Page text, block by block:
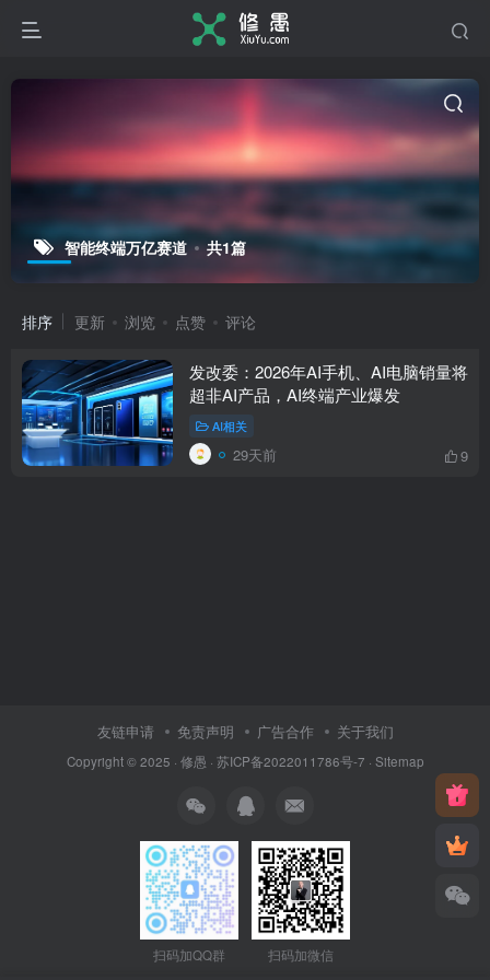
智能终端万亿赛道 共1篇
排序 更新 浏览 点赞 评论
发改委：2026年AI手机、AI电脑销量将
超非AI产品，AI终端产业爆发
AI相关
29天前 9
友链申请 免责声明 广告合作 关于我们
Copyright © 2025 · 修愚 · 苏ICP备2022011786号-7 · Sitemap
扫码加QQ群 扫码加微信